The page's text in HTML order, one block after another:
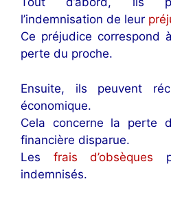
l’indemnisation de leur
Ce préjudice correspond
perte du proche.
Ensuite, ils peuvent
économique.
Cela concerne la perte
financière disparue.
Les frais d’obsèques
indemnisés.